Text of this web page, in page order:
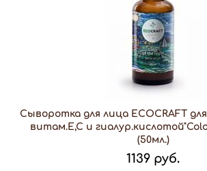
Сыворотка для лица ECOCRAFT
витам.Е,С и
(50мл.)
1139 руб.